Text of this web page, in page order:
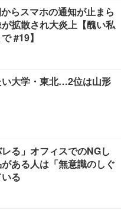
らスマホの通知が止まら
拡散され大炎上【醜い私
#19】
大学・東北…2位は山形
レる」オフィスでのNGし
ある人は「無意識のしぐ
る